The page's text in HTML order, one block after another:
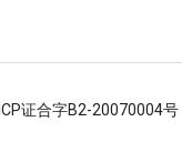
ICP证合字B2-20070004号